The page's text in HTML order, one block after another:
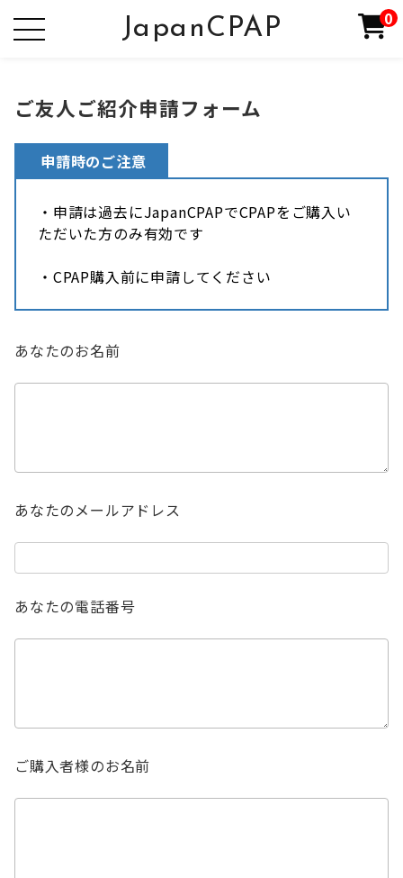
JapanCPAP 0
ご友人ご紹介申請フォーム
申請時のご注意
・申請は過去にJapanCPAPでCPAPをご購入い
ただいた方のみ有効です
・CPAP購入前に申請してください
あなたのお名前
あなたのメールアドレス
あなたの電話番号
ご購入者様のお名前